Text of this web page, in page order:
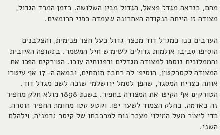
מהם, כנראה מגדל פצאל, הגדול מבין השלושה. בזמן המרד הגדול,
מצודה זו הייתה הנקודה האחרונה שעמדה בפני הרומאים.
הערבים בנו במגדל דוד מבצר גדול בעל חצר פנימית, והצלבנים
הוסיפו סביבו אולמות גדולים לשימוש חיל המשמר. בתקופה האיובית
והממלוכית נוספו למצודה מגדלים ודפנותיה עובו. הטורקים הפכו את
המצודה לקסרקטין, הוסיפו לה רחבת תותחים, ובמאה ה-17 אף עיטרו
אותה בצריח המסגד, שהפך לסמל ירושלמי שזכה לשם מגדל דוד.
הטורקים אף הקיפו את המצודה בחפיר. בשנת 1898 מולא חלק מחפיר
זה באדמה, בחלק הצמוד לשער יפו, וקטע קטן מחומת החפיר הוסרה,
כדי ליצור מעל המילוי מעבר נוח למרכבתו של קיסר גרמניה, וילהלם
השני.